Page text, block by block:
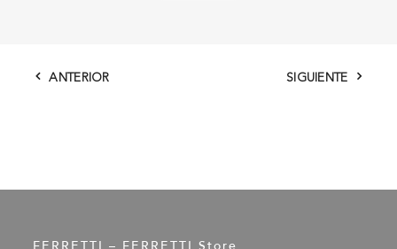
ANTERIOR SIGUIENTE